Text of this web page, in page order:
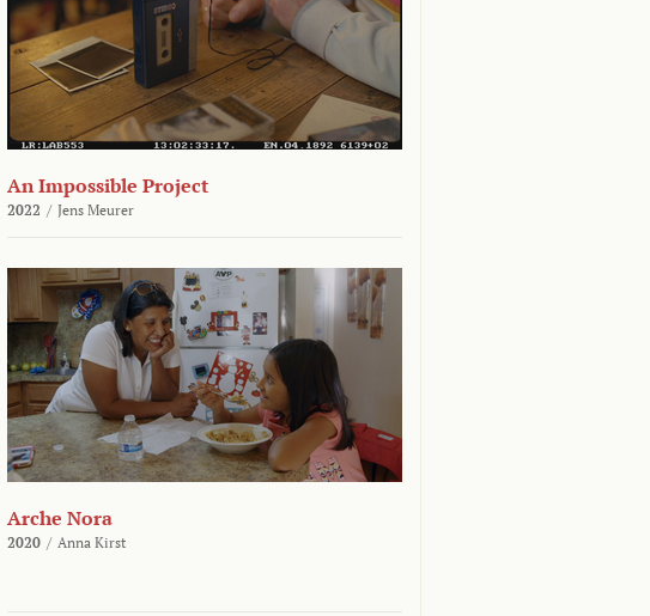
An Impossible Project
2022 / Jens Meurer
Arche Nora
2020 / Anna Kirst